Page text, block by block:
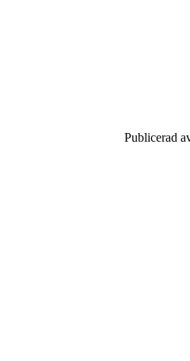
Publicerad